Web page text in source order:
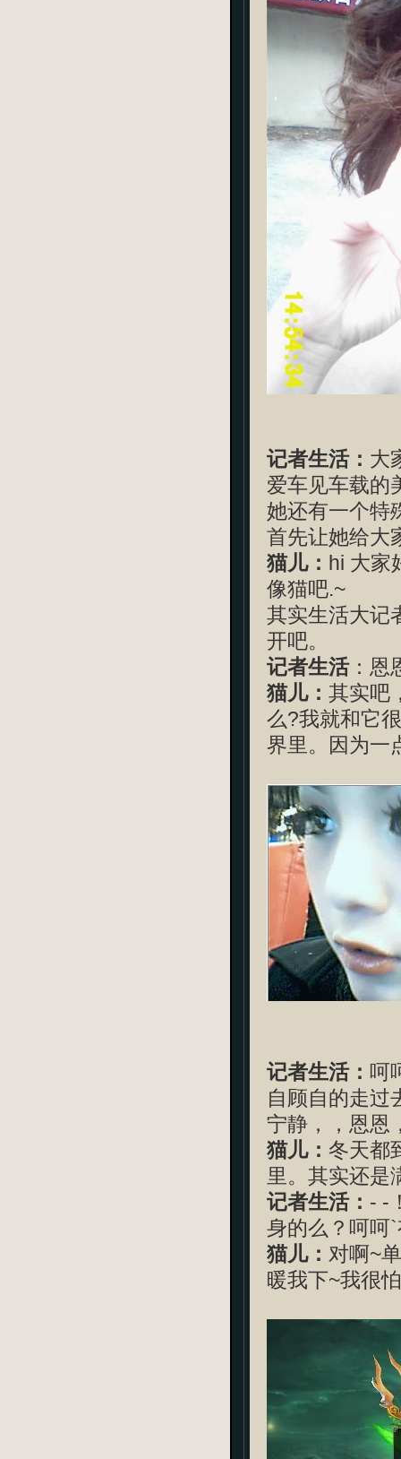
记者生活： 大
爱车见车载的
她还有一个特
首先让她给大
猫儿： hi 大家
像猫吧.~
其实生活大记
开吧。
记者生活：恩
猫儿： 其实吧
么?我就和它
界里。因为一
记者生活： 呵
自顾自的走过
宁静，，恩
猫儿： 冬天都
里。其实还是
记者生活： - -
身的么？呵呵
猫儿： 对啊~
暖我下~我很